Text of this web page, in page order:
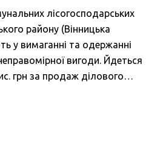
лісогосподарських
району (Вінницька
у вимаганні та одержанні
вигоди. Йдеться
грн за продаж ділового…